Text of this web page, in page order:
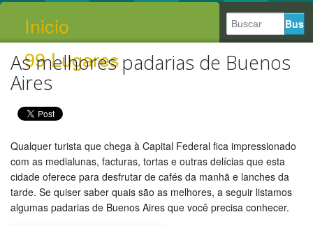
Inicio
99 Lugares
As melhores padarias de Buenos
Aires
Qualquer turista que chega à Capital Federal fica impressionado
com as medialunas, facturas, tortas e outras delícias que esta
cidade oferece para desfrutar de cafés da manhã e lanches da
tarde. Se quiser saber quais são as melhores, a seguir listamos
algumas padarias de Buenos Aires que você precisa conhecer.